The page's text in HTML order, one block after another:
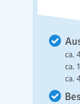
ca.
ca.
ca.